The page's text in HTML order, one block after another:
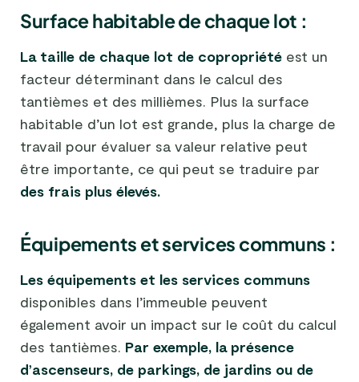
Surface habitable de chaque lot :
La taille de chaque lot de copropriété est un
facteur déterminant dans le calcul des
tantièmes et des millièmes. Plus la surface
habitable d’un lot est grande, plus la charge de
travail pour évaluer sa valeur relative peut
être importante, ce qui peut se traduire par
des frais plus élevés.
Équipements et services communs :
Les équipements et les services communs
disponibles dans l’immeuble peuvent
également avoir un impact sur le coût du calcul
des tantièmes. Par exemple, la présence
d’ascenseurs, de parkings, de jardins ou de